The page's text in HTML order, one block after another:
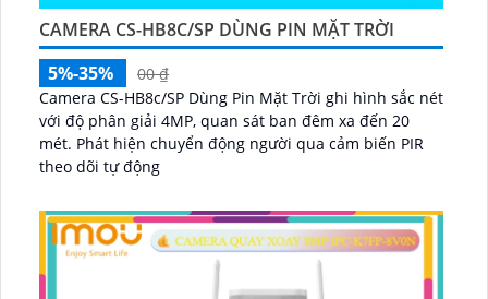
CAMERA CS-HB8C/SP DÙNG PIN MẶT TRỜI
5%-35%
00 ₫
Camera CS-HB8c/SP Dùng Pin Mặt Trời ghi hình sắc nét
với độ phân giải 4MP, quan sát ban đêm xa đến 20
mét. Phát hiện chuyển động người qua cảm biến PIR
theo dõi tự động